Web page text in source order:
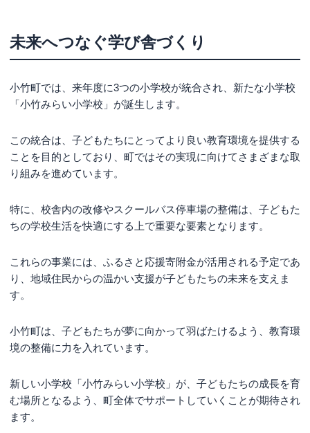
未来へつなぐ学び舎づくり
小竹町では、来年度に3つの小学校が統合され、新たな小学校
「小竹みらい小学校」が誕生します。
この統合は、子どもたちにとってより良い教育環境を提供する
ことを目的としており、町ではその実現に向けてさまざまな取
り組みを進めています。
特に、校舎内の改修やスクールバス停車場の整備は、子どもた
ちの学校生活を快適にする上で重要な要素となります。
これらの事業には、ふるさと応援寄附金が活用される予定であ
り、地域住民からの温かい支援が子どもたちの未来を支えま
す。
小竹町は、子どもたちが夢に向かって羽ばたけるよう、教育環
境の整備に力を入れています。
新しい小学校「小竹みらい小学校」が、子どもたちの成長を育
む場所となるよう、町全体でサポートしていくことが期待され
ます。